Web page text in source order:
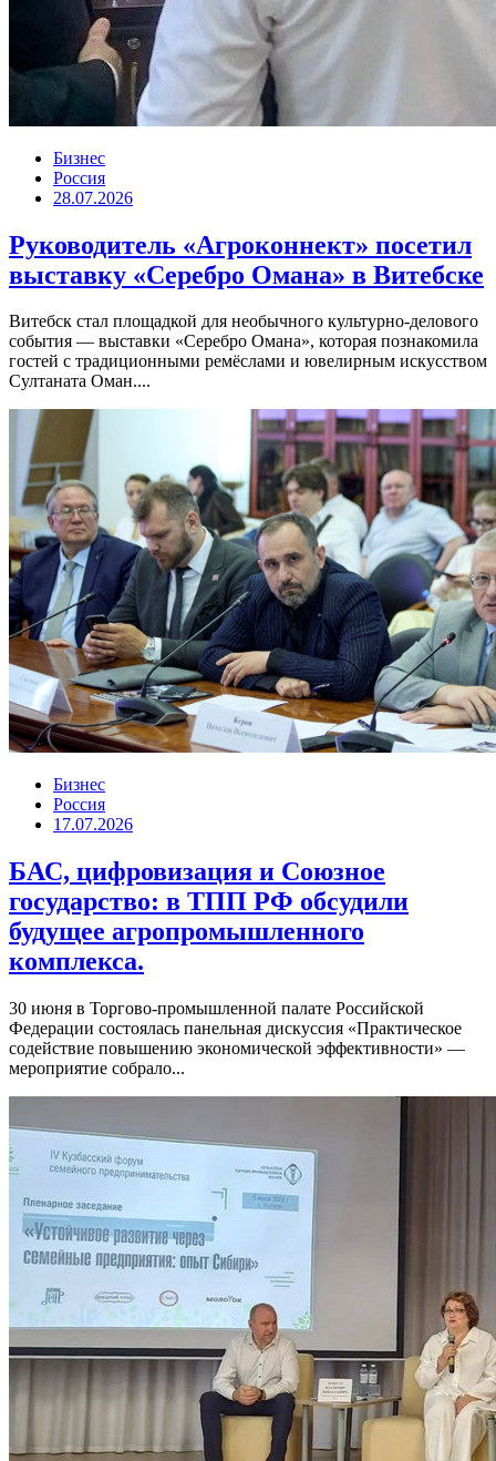
Бизнес
Россия
28.07.2026
Руководитель «Агроконнект» посетил
выставку «Серебро Омана» в Витебске
Витебск стал площадкой для необычного культурно-делового
события — выставки «Серебро Омана», которая познакомила
гостей с традиционными ремёслами и ювелирным искусством
Султаната Оман....
Бизнес
Россия
17.07.2026
БАС, цифровизация и Союзное
государство: в ТПП РФ обсудили
будущее агропромышленного
комплекса.
30 июня в Торгово-промышленной палате Российской
Федерации состоялась панельная дискуссия «Практическое
содействие повышению экономической эффективности» —
мероприятие собрало...